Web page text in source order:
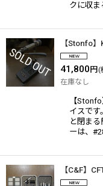
クに収ま
【Stonfo
41,800 円 (
在庫なし
【
イスです
と閉ま
ーは、
【C&F】